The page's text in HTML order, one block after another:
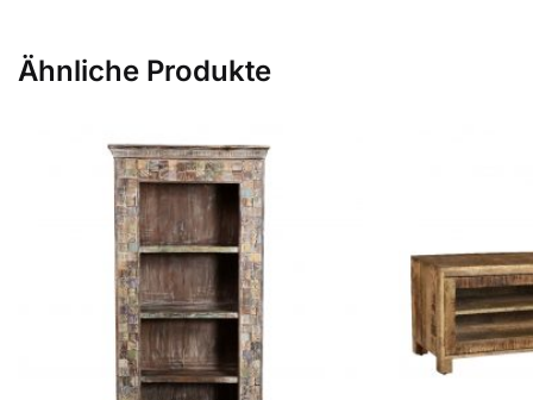
Ähnliche Produkte